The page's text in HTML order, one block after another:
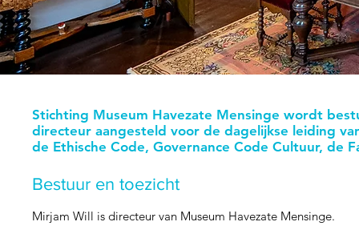
Stichting Museum Havezate Mensinge wordt
directeur aangesteld voor de dagelijkse leiding
de Ethische Code, Governance Code Cultuur, de
Bestuur en toezicht
Mirjam Will is directeur van Museum Havezate Mensinge.